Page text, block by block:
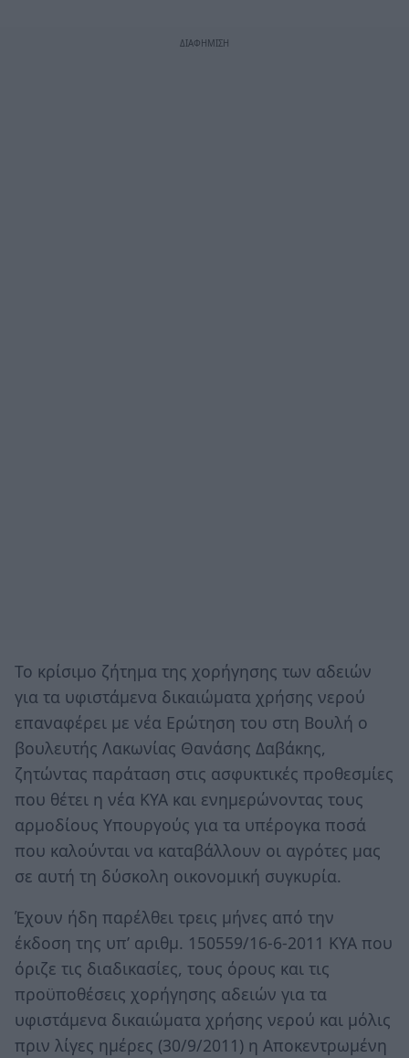
Το κρίσιμο ζήτημα της χορήγησης των αδειών
για τα υφιστάμενα δικαιώματα χρήσης νερού
επαναφέρει με νέα Ερώτηση του στη Βουλή ο
βουλευτής Λακωνίας Θανάσης Δαβάκης,
ζητώντας παράταση στις ασφυκτικές προθεσμίες
που θέτει η νέα ΚΥΑ και ενημερώνοντας τους
αρμοδίους Υπουργούς για τα υπέρογκα ποσά
που καλούνται να καταβάλλουν οι αγρότες μας
σε αυτή τη δύσκολη οικονομική συγκυρία.
Έχουν ήδη παρέλθει τρεις μήνες από την
έκδοση της υπ’ αριθμ. 150559/16-6-2011 ΚΥΑ που
όριζε τις διαδικασίες, τους όρους και τις
προϋποθέσεις χορήγησης αδειών για τα
υφιστάμενα δικαιώματα χρήσης νερού και μόλις
πριν λίγες ημέρες (30/9/2011) η Αποκεντρωμένη